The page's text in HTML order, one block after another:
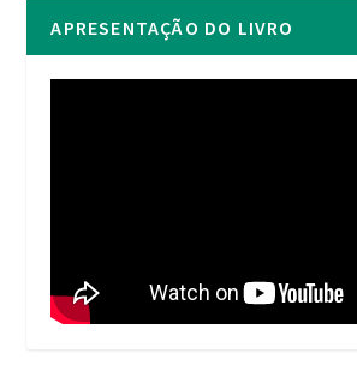
APRESENTAÇÃO DO LIVRO